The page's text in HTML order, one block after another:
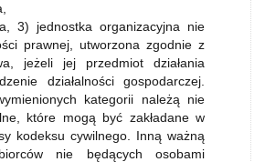
3) jednostka organizacyjna nie
prawnej, utworzona zgodnie z
jeżeli jej przedmiot działania
działalności gospodarczej.
kategorii należą nie
które mogą być zakładane w
kodeksu cywilnego. Inną ważną
nie będących osobami